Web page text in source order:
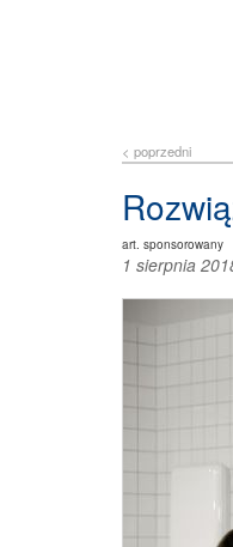
< poprzedni
art. sponsorowany
1 sierpnia